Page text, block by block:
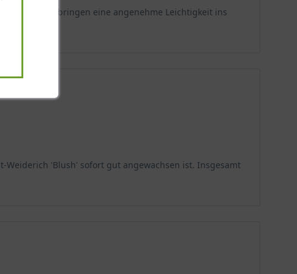
hauptsächlich Lythrum salicaria und Lythrum
großer Beliebtheit. Die Pflanze ist winterhart
Zentimetern und bietet damit eine perfekte mittelhohe
bleibt. Durch die horstige Struktur breitet sie sich
Bild.
Die Pflanze bevorzugt sonnige bis halbschattige
Lagen ist der Blütenflor am intensivsten,
und bringen eine angenehme Leichtigkeit ins
'Blush' sofort gut angewachsen ist. Insgesamt